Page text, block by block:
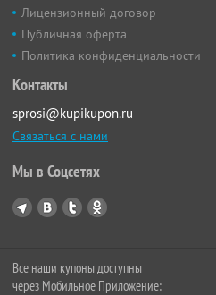
Лицензионный договор
Публичная оферта
Политика конфиденциальности
Контакты
sprosi@kupikupon.ru
Связаться с нами
Мы в Соцсетях
Все наши купоны доступны
через Мобильное Приложение: